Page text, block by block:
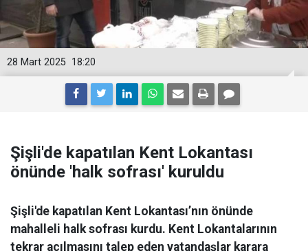
18:20
28 Mart 2025
Şişli'de kapatılan Kent Lokantası
önünde 'halk sofrası' kuruldu
Şişli'de kapatılan Kent Lokantası’nın önünde
mahalleli halk sofrası kurdu. Kent Lokantalarının
tekrar açılmasını talep eden vatandaşlar karara